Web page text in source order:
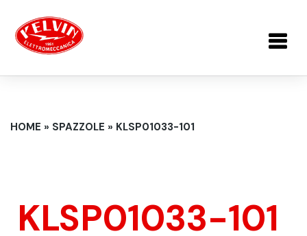
TU SEI QUI
HOME » SPAZZOLE » KLSP01033-101
KLSP01033-101